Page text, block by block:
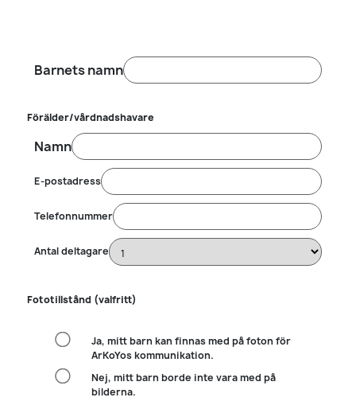
Barnets namn
Förälder/vårdnadshavare
Namn
E-postadress
Telefonnummer
Antal deltagare
Fototillstånd (valfritt)
Ja, mitt barn kan finnas med på foton för
ArKoYos kommunikation.
Nej, mitt barn borde inte vara med på
bilderna.